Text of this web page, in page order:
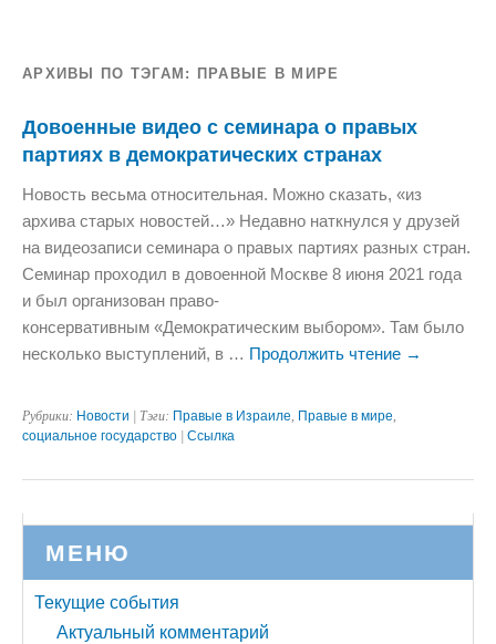
АРХИВЫ ПО ТЭГАМ: ПРАВЫЕ В МИРЕ
Довоенные видео с семинара о правых
партиях в демократических странах
Новость весьма относительная. Можно сказать, «из
архива старых новостей…» Недавно наткнулся у друзей
на видеозаписи семинара о правых партиях разных стран.
Семинар проходил в довоенной Москве 8 июня 2021 года
и был организован право-
консервативным «Демократическим выбором». Там было
несколько выступлений, в … Продолжить чтение →
Рубрики: Новости | Тэги: Правые в Израиле Правые в мире
социальное государство | Ссылка
МЕНЮ
Текущие события
Актуальный комментарий